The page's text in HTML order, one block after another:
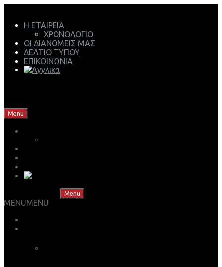
Η ΕΤΑΙΡΕΙΑ
ΧΡΟΝΟΛΟΓΙΟ
ΟΙ ΔΙΑΝΟΜΕΙΣ ΜΑΣ
ΔΕΛΤΙΟ ΤΥΠΟΥ
ΕΠΙΚΟΙΝΩΝΙΑ
Menu
Menu
MENUMENU